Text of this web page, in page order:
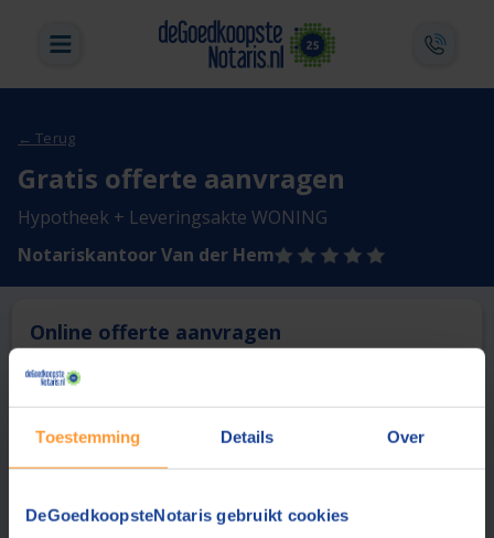
Toestemming Details Over
DeGoedkoopsteNotaris gebruikt cookies
← Terug
Gratis offerte aanvragen
Hypotheek + Leveringsakte WONING
Notariskantoor Van der Hem
Online offerte aanvragen
Deze notaris biedt momenteel niet de mogelijkheid online
1 Vergelijk en bespaar
Vraag een offerte aan bij een andere notaris in de buurt